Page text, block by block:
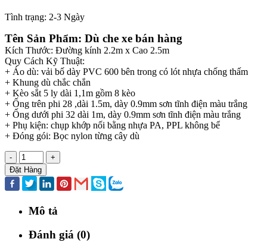
Tình trạng: 2-3 Ngày
Tên Sản Phẩm: Dù che xe bán hàng
Kích Thước: Đường kính 2.2m x Cao 2.5m
Quy Cách Kỹ Thuật:
+ Áo dù: vải bố dày PVC 600 bên trong có lót nhựa chống thấm
+ Khung dù chắc chắn
+ Kèo sắt 5 ly dài 1,1m gồm 8 kèo
+ Ống trên phi 28 ,dài 1.5m, dày 0.9mm sơn tĩnh điện màu trắng
+ Ống dưới phi 32 dài 1m, dày 0.9mm sơn tĩnh điện màu trắng
+ Phụ kiện: chụp khớp nối bằng nhựa PA, PPL không bể
+ Đóng gói: Bọc nylon từng cây dù
-
+
Đặt Hàng
Mô tả
Đánh giá (0)